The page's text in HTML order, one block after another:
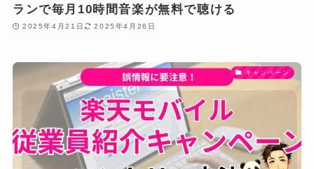
ランで毎月10時間音楽が無料で聴ける
2025年4月21日 2025年4月26日
キャンペーン